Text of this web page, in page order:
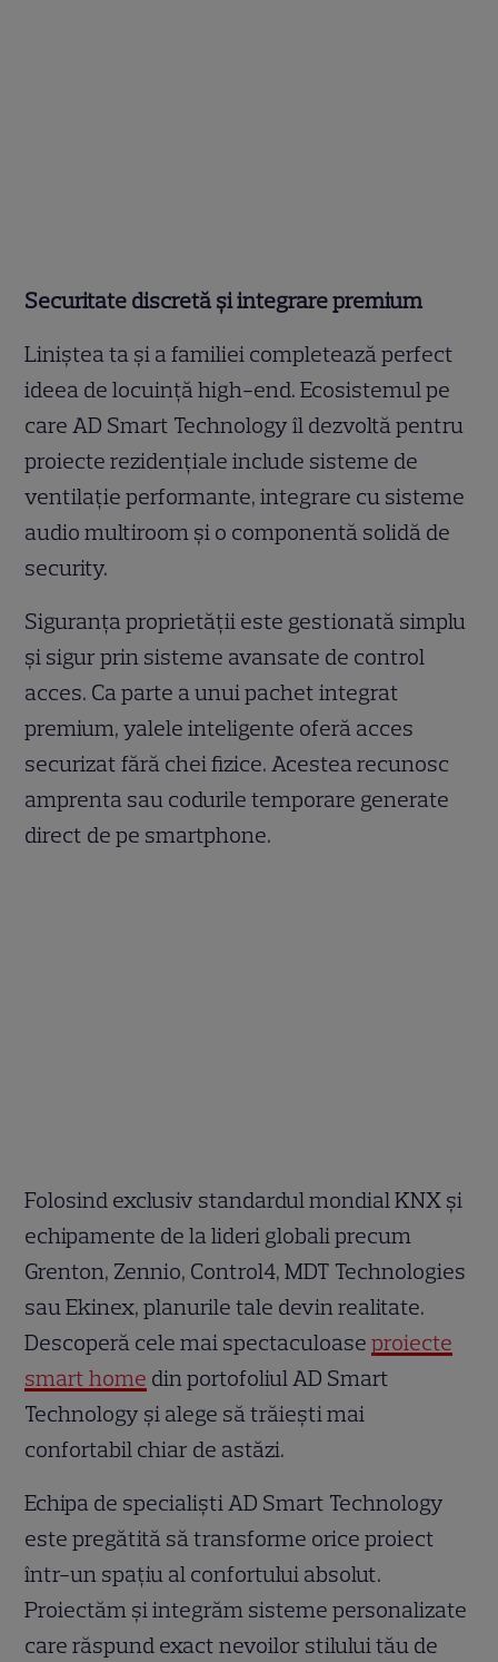
Securitate discretă și integrare premium
Liniștea ta și a familiei completează perfect
ideea de locuință high-end. Ecosistemul pe
care AD Smart Technology îl dezvoltă pentru
proiecte rezidențiale include sisteme de
ventilație performante, integrare cu sisteme
audio multiroom și o componentă solidă de
security.
Siguranța proprietății este gestionată simplu
și sigur prin sisteme avansate de control
acces. Ca parte a unui pachet integrat
premium, yalele inteligente oferă acces
securizat fără chei fizice. Acestea recunosc
amprenta sau codurile temporare generate
direct de pe smartphone.
Folosind exclusiv standardul mondial KNX și
echipamente de la lideri globali precum
Grenton, Zennio, Control4, MDT Technologies
sau Ekinex, planurile tale devin realitate.
Descoperă cele mai spectaculoaseproiecte
smart home din portofoliul AD Smart
Technology și alege să trăiești mai
confortabil chiar de astăzi.
Echipa de specialiști AD Smart Technology
este pregătită să transforme orice proiect
într-un spațiu al confortului absolut.
Proiectăm și integrăm sisteme personalizate
care răspund exact nevoilor stilului tău de